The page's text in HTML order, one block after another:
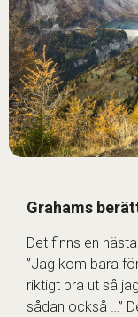
Grahams
Det finns en
”Jag kom bara
riktigt bra ut så
sådan också …”